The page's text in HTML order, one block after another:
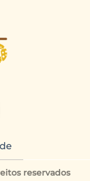
reservados